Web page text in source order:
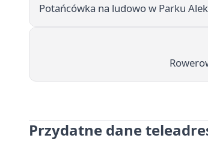
Potańcówka na ludowo w Parku
Przydatne dane